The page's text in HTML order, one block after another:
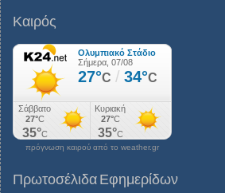
Καιρός
πρόγνωση καιρού από το weather.gr
Πρωτοσέλιδα Εφημερίδων